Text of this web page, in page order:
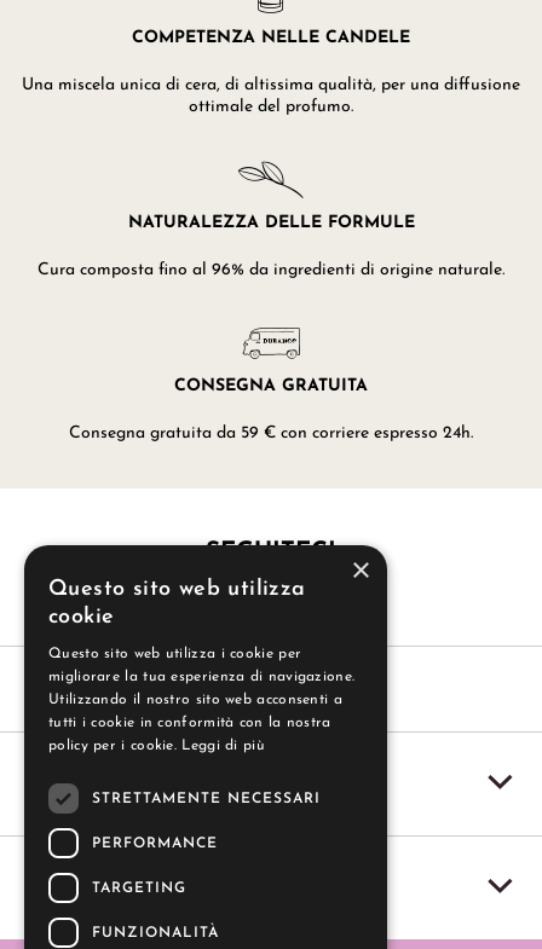
COMPETENZA NELLE CANDELE
Una miscela unica di cera, di altissima qualità, per una diffusione
ottimale del profumo.
NATURALEZZA DELLE FORMULE
Cura composta fino al 96% da ingredienti di origine naturale.
CONSEGNA GRATUITA
Consegna gratuita da 59 € con corriere espresso 24h.
SEGUITECI
SERVIZIO CLIENTI
IL MIO ACCOUNT
×
Questo sito web utilizza
cookie
Questo sito web utilizza i cookie per
migliorare la tua esperienza di navigazione.
Utilizzando il nostro sito web acconsenti a
tutti i cookie in conformità con la nostra
policy per i cookie. Leggi di più
STRETTAMENTE NECESSARI
PERFORMANCE
TARGETING
FUNZIONALITÀ